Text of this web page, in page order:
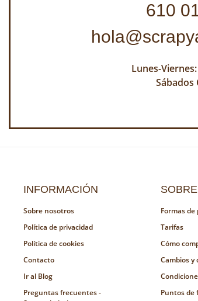
610
Lunes-
Sábados
INFORMACIÓN
Sobre nosotros
Política de privacidad
Política de cookies
Contacto
Ir al Blog
Preguntas frecuentes -
Formas de
Tarifas
Cómo
Cambios y
Puntos de